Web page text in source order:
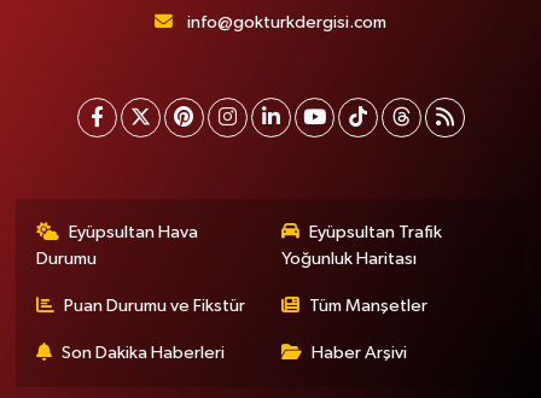
info@gokturkdergisi.com
Eyüpsultan Hava
Durumu
Eyüpsultan Trafik
Yoğunluk Haritası
Puan Durumu ve Fikstür Tüm Manşetler
Son Dakika Haberleri Haber Arşivi